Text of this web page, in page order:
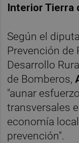
Interior Tierra
Según el
Prevención de
Desarrollo
de Bomberos,
"aunar
transversales
economía
prevención".